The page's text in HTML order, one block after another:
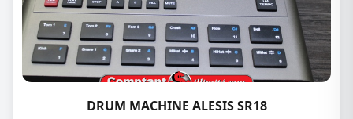
DRUM MACHINE ALESIS SR18